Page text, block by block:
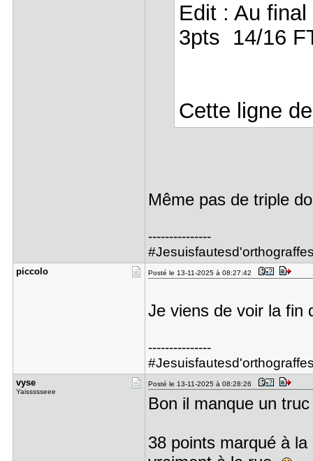
Edit : Au
3pts 14/16
Cette ligne
Même pas de triple
---------------
piccolo Posté le 13-11-2025 à 08:27:42
Je viens de voir la
---------------
vyse
Yaissssseee
Posté le 13-11-2025 à 08:28:26
Bon il manque un
38 points marqué à